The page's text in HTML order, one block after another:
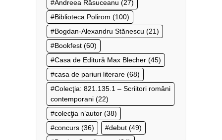
Andreea Răsuceanu (27)
Biblioteca Polirom (100)
Bogdan-Alexandru Stănescu (21)
Bookfest (60)
Casa de Editură Max Blecher (45)
casa de pariuri literare (68)
Colecţia: 821.135.1 – Scriitori români
contemporani (22)
colecţia n’autor (38)
concurs (36) debut (49)